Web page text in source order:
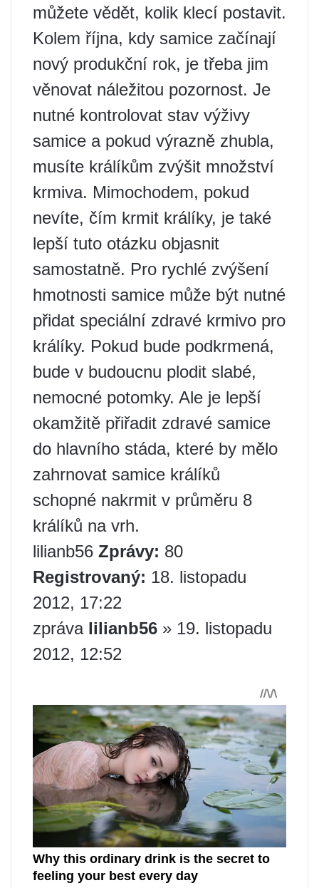
můžete vědět, kolik klecí postavit.
Kolem října, kdy samice začínají
nový produkční rok, je třeba jim
věnovat náležitou pozornost. Je
nutné kontrolovat stav výživy
samice a pokud výrazně zhubla,
musíte králíkům zvýšit množství
krmiva. Mimochodem, pokud
nevíte, čím krmit králíky, je také
lepší tuto otázku objasnit
samostatně. Pro rychlé zvýšení
hmotnosti samice může být nutné
přidat speciální zdravé krmivo pro
králíky. Pokud bude podkrmená,
bude v budoucnu plodit slabé,
nemocné potomky. Ale je lepší
okamžitě přiřadit zdravé samice
do hlavního stáda, které by mělo
zahrnovat samice králíků
schopné nakrmit v průměru 8
králíků na vrh.
lilianb56 Zprávy: 80
Registrovaný: 18. listopadu
2012, 17:22
zpráva lilianb56 » 19. listopadu
2012, 12:52